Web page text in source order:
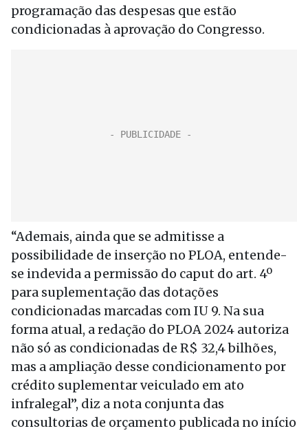
programação das despesas que estão
condicionadas à aprovação do Congresso.
“Ademais, ainda que se admitisse a
possibilidade de inserção no PLOA, entende-
se indevida a permissão do caput do art. 4º
para suplementação das dotações
condicionadas marcadas com IU 9. Na sua
forma atual, a redação do PLOA 2024 autoriza
não só as condicionadas de R$ 32,4 bilhões,
mas a ampliação desse condicionamento por
crédito suplementar veiculado em ato
infralegal”, diz a nota conjunta das
consultorias de orçamento publicada no início